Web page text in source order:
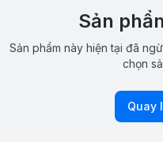
Sản
Sản phẩm này hiện tại đã
chọn
Quay